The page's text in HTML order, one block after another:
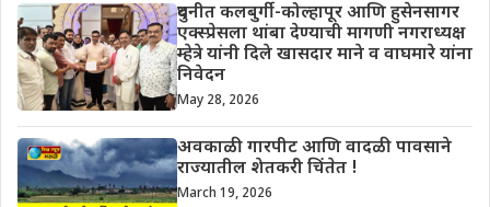
दुधनीत कलबुर्गी-कोल्हापूर आणि हुसेनसागर
एक्स्प्रेसला थांबा देण्याची मागणी नगराध्यक्ष
म्हेत्रे यांनी दिले खासदार माने व वाघमारे यांना
निवेदन
May 28, 2026
अवकाळी गारपीट आणि वादळी पावसाने
राज्यातील शेतकरी चिंतेत !
March 19, 2026